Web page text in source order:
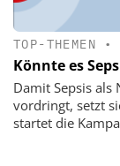
TOP-THEMEN •
Könnte es
Damit Sepsis
vordringt, setzt
startet die